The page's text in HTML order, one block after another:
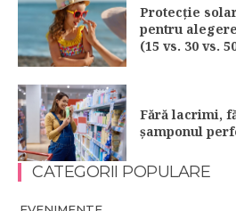
Protecție
pentru
(15 vs. 30 vs.
Fără lacrimi,
șamponul
CATEGORII POPULARE